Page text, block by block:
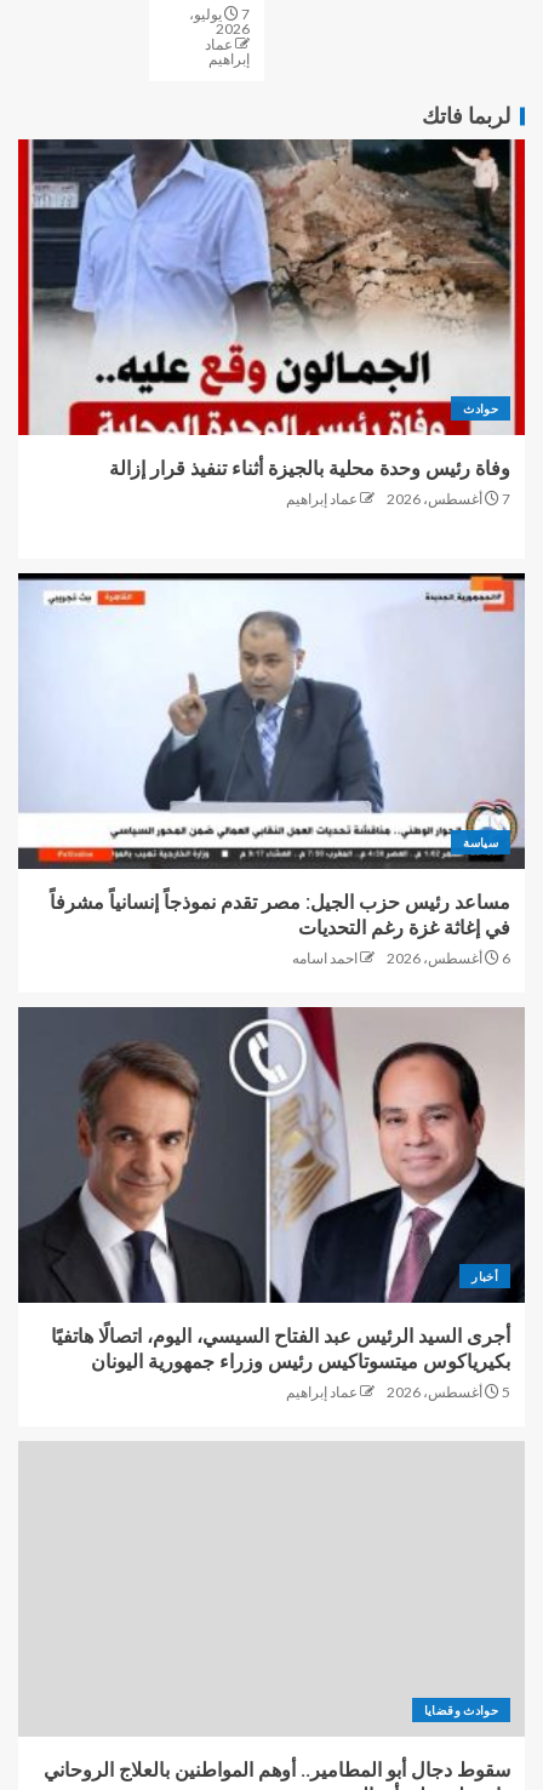
7 يوليو،
2026
عماد
إبراهيم
لربما فاتك
حوادث
وفاة رئيس وحدة محلية بالجيزة أثناء تنفيذ قرار إزالة
7 أغسطس، 2026 عماد إبراهيم
سياسة
مساعد رئيس حزب الجيل: مصر تقدم نموذجاً إنسانياً مشرفاً
في إغاثة غزة رغم التحديات
6 أغسطس، 2026 احمد اسامه
أخبار
أجرى السيد الرئيس عبد الفتاح السيسي، اليوم، اتصالًا هاتفيًا
بكيرياكوس ميتسوتاكيس رئيس وزراء جمهورية اليونان
5 أغسطس، 2026 عماد إبراهيم
حوادث وقضايا
سقوط دجال أبو المطامير.. أوهم المواطنين بالعلاج الروحاني